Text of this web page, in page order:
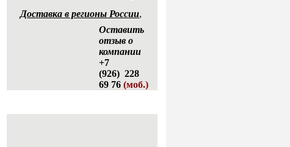
Доставка в регионы России,
Оставить
отзыв о
компании
+7
(926) 228
69 76 (моб.)